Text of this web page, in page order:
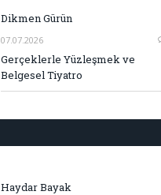
Dikmen Gürün
07.07.2026
Gerçeklerle Yüzleşmek ve
Belgesel Tiyatro
Haydar Bayak